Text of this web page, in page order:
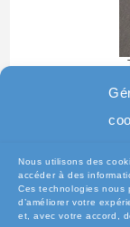
Nous utilisons des
accéder à des
Ces technologies nous
d’améliorer votre
et, avec votre accord,